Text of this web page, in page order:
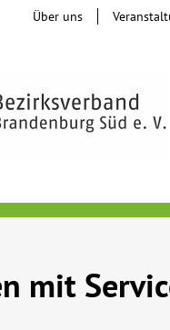
Über uns
mit